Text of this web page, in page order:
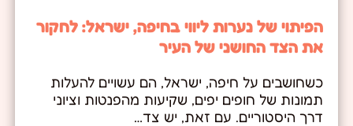
הפיתוי של נערות ליווי בחיפה, ישראל: לחקור
את הצד החושני של העיר
כשחושבים על חיפה, ישראל, הם עשויים להעלות
תמונות של חופים יפים, שקיעות מהפנטות וציוני
דרך היסטוריים. עם זאת, יש צד…